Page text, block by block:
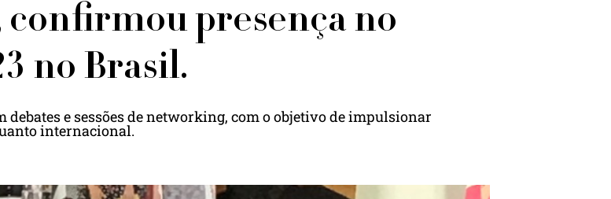
presença no
no Brasil.
debates e sessões de networking, com o objetivo de impulsionar
internacional.